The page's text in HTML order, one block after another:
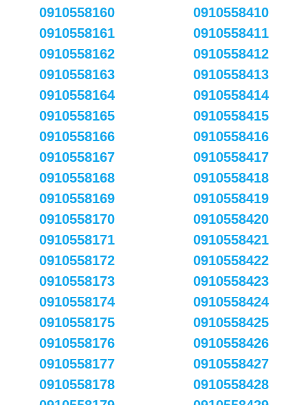
0910558160
0910558161
0910558162
0910558163
0910558164
0910558165
0910558166
0910558167
0910558168
0910558169
0910558170
0910558171
0910558172
0910558173
0910558174
0910558175
0910558176
0910558177
0910558178
0910558410
0910558411
0910558412
0910558413
0910558414
0910558415
0910558416
0910558417
0910558418
0910558419
0910558420
0910558421
0910558422
0910558423
0910558424
0910558425
0910558426
0910558427
0910558428